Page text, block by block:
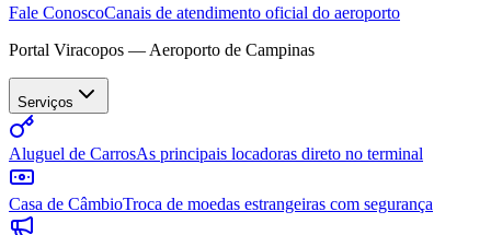
Fale ConoscoCanais de atendimento oficial do aeroporto
Portal Viracopos — Aeroporto de Campinas
Serviços
Aluguel de CarrosAs principais locadoras direto no terminal
Casa de CâmbioTroca de moedas estrangeiras com segurança